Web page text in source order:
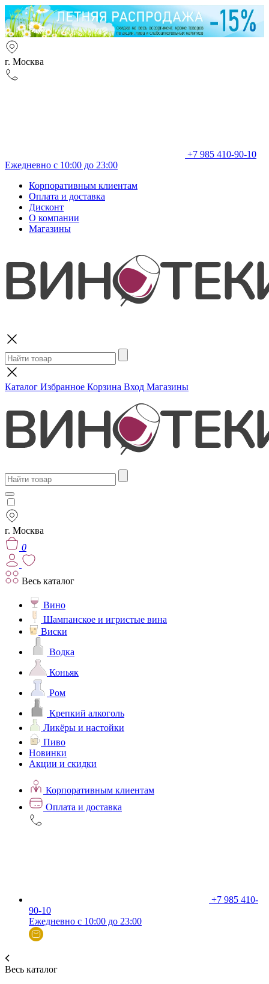
г. Москва
+7 985 410-90-10
Ежедневно с 10:00 до 23:00
Корпоративным клиентам
Оплата и доставка
Дисконт
О компании
Магазины
Каталог Избранное Корзина Вход Магазины
г. Москва
0
Весь каталог
Вино
Шампанское и игристые вина
Виски
Водка
Коньяк
Ром
Крепкий алкоголь
Ликёры и настойки
Пиво
Новинки
Акции и скидки
Корпоративным клиентам
Оплата и доставка
+7 985 410-
90-10
Ежедневно с 10:00 до 23:00
Весь каталог